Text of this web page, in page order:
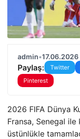
admin•
Paylaş: Twitter
Pinterest
2026 FIFA Dünya
Fransa, Senegal ile
üstünlükle